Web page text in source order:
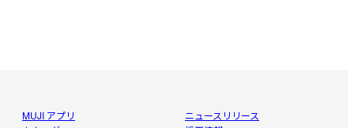
MUJI アプリ
ニュースリリース